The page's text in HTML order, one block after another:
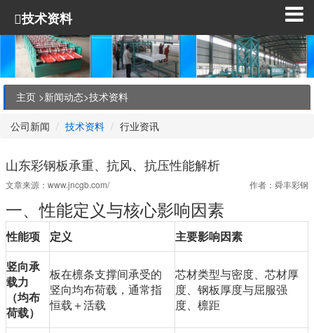
技术资料
主页 >新闻动态>技术资料
公司新闻 技术资料 行业资讯
山东彩钢板承重、抗风、抗压性能解析
文章来源： www.jncgb.com/ 作者：舜丰彩钢
一、性能定义与核心影响因素
性能项 定义
主要影响因素
竖向承
载力
（均布
荷载）
板在檩条支撑间承受的
竖向均布荷载，通常指
恒载＋活载
芯材类型与密度、芯材厚
度、钢板厚度与屈服强
度、檩距